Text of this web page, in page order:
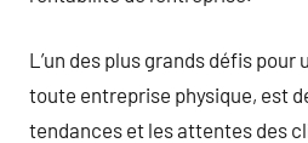
L’un des plus grands défis pour
toute entreprise physique, est
tendances et les attentes des